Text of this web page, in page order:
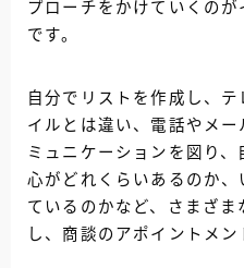
プローチをかけていくのが
です。
自分でリストを作成し、
イルとは違い、電話やメ
ミュニケーションを図り
心がどれくらいあるのか
ているのかなど、さまざ
し、商談のアポイントメン